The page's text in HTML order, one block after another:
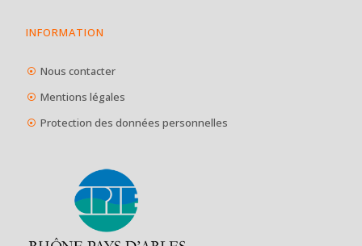
INFORMATION
Nous contacter
Mentions légales
Protection des données personnelles